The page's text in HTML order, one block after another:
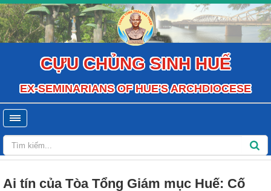
CỰU CHỦNG SINH HUẾ
EX-SEMINARIANS OF HUE'S ARCHDIOCESE
Ai tín của Tòa Tổng Giám mục Huế: Cố